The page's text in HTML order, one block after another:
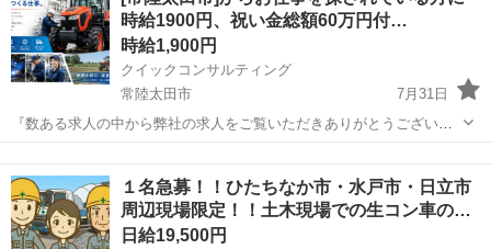
各種コネクターの製造◇ ＊...時給1900円、祝い金総額60万円付…
時給1,900円
クイックコンサルティング
常陸太田市
7月31日
『数ある求人の中から弊社の求人をご覧いただきありがとうございま
す!!』 全国に様々な求人を5万件以上取り扱っておりご希望条件やご状
況に応じてマッチしそうな求人をご案内いたします!! 応募前に相談だ
けしてみたい方やどんな求...１名急募！！ひたちなか市・水戸市・日立市
周辺現場限定！！土木現場での生コン車の…
日給19,500円